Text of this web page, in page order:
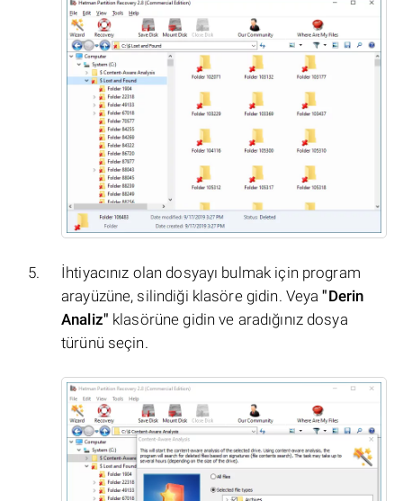
İhtiyacınız olan dosyayı bulmak için program
arayüzüne, silindiği klasöre gidin. Veya"Derin
Analiz" klasörüne gidin ve aradığınız dosya
türünü seçin.